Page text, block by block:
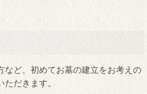
など、初めてお墓の建立をお考えの
だきます。